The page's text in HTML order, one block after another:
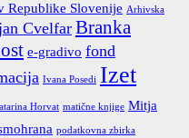
Republike Slovenije Arhivska
Cvelfar Branka
e-gradivo fond
Ivana Posedi Izet
Horvat matične knjige Mitja
podatkovna zbirka